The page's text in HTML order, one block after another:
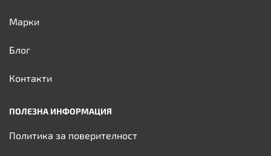
Марки
Блог
Контакти
ПОЛЕЗНА ИНФОРМАЦИЯ
Политика за поверителност